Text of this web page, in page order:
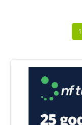
1
Prema
tehnologijama,
nema pristup
Najveći dio
koristi internet,
Анонимно2818605